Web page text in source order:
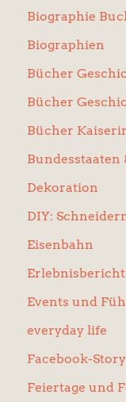
Biographie
Biographien
Bücher
Bücher
Bücher
Bundesstaaten
Dekoration
DIY:
Eisenbahn
Erlebnisbericht
Events und
everyday life
Facebook-Story
Feiertage und